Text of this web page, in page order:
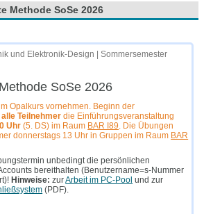
Methode SoSe 2026
und Elektronik-Design | Sommersemester
SoSe 2026
Opalkurs vornehmen. Beginn der
alle Teilnehmer die Einführungsveranstaltung
Uhr (5. DS) im Raum BAR I89 . Die Übungen
donnerstags 13 Uhr in Gruppen im Raum BAR
unbedingt die persönlichen
bereithalten (Benutzername=s-Nummer
Hinweise: zurArbeit im PC-Pool und zur
(PDF).